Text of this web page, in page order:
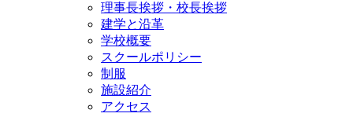
理事長挨拶・校長挨拶
建学と沿革
学校概要
スクールポリシー
制服
施設紹介
アクセス